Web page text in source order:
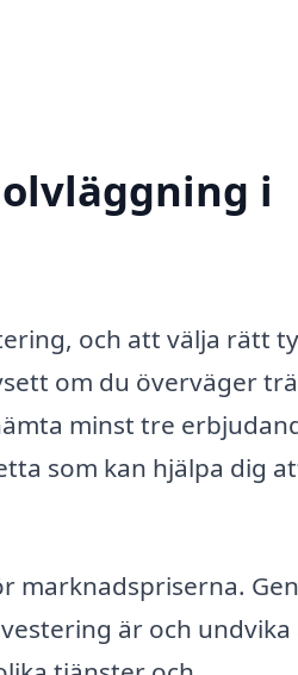
i
och att välja rätt
om du överväger
minst tre
som kan hjälpa dig
marknadspriserna.
är och